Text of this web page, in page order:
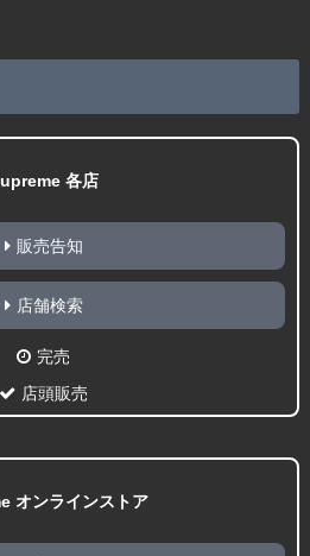
各店
販売告知
店舗検索
完売
店頭販売
オンラインストア